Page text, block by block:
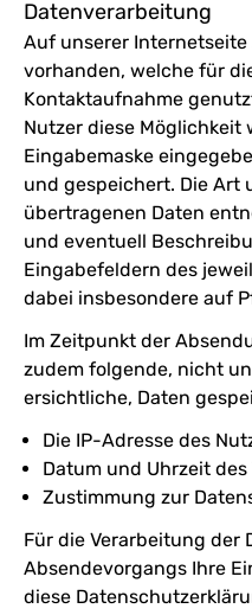
Datenverarbeitung
Auf unserer
vorhanden, welche für
Kontaktaufnahme
Nutzer diese Möglichkeit
Eingabemaske
und gespeichert. Die Art
übertragenen Daten
und eventuell
Eingabefeldern des
dabei insbesondere auf
Im Zeitpunkt der
zudem folgende, nicht
ersichtliche, Daten
Die IP-Adresse des
Datum und Uhrzeit des
Zustimmung zur
Für die Verarbeitung der
Absendevorgangs Ihre
diese